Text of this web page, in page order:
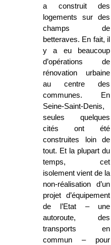
a construit des
logements sur des
champs de
betteraves. En fait, il
y a eu beaucoup
d’opérations de
rénovation urbaine
au centre des
communes. En
Seine-Saint-Denis,
seules quelques
cités ont été
construites loin de
tout. Et la plupart du
temps, cet
isolement vient de la
non-réalisation d’un
projet d’équipement
de l’Etat – une
autoroute, des
transports en
commun – pour